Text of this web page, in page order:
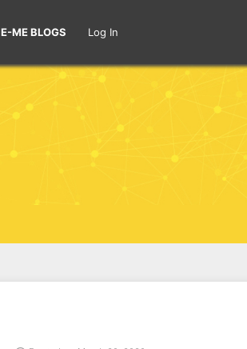
E-ME BLOGS Log In